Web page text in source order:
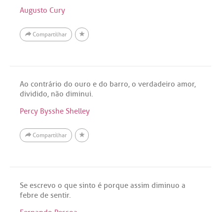
Augusto Cury
Compartilhar
Ao contrário do ouro e do barro, o verdadeiro amor,
dividido, não diminui.
Percy Bysshe Shelley
Compartilhar
Se escrevo o que sinto é porque assim diminuo a
febre de sentir.